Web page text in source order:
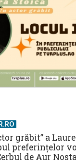
grăbit” a
preferinţelor
de Aur